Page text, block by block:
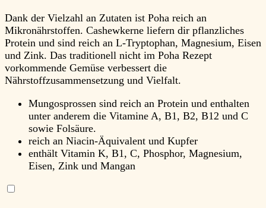
Dank der Vielzahl an Zutaten ist Poha reich an
Mikronährstoffen. Cashewkerne liefern dir pflanzliches
Protein und sind reich an L-Tryptophan, Magnesium, Eisen
und Zink. Das traditionell nicht im Poha Rezept
vorkommende Gemüse verbessert die
Nährstoffzusammensetzung und Vielfalt.
Mungosprossen sind reich an Protein und enthalten
unter anderem die Vitamine A, B1, B2, B12 und C
sowie Folsäure.
reich an Niacin-Äquivalent und Kupfer
enthält Vitamin K, B1, C, Phosphor, Magnesium,
Eisen, Zink und Mangan